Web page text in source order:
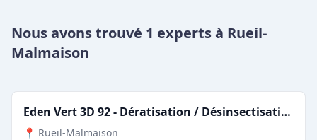
Nous avons trouvé 1 experts à Rueil-
Malmaison
Eden Vert 3D 92 - Dératisation / Désinsectisation / Désinfection
📍 Rueil-Malmaison